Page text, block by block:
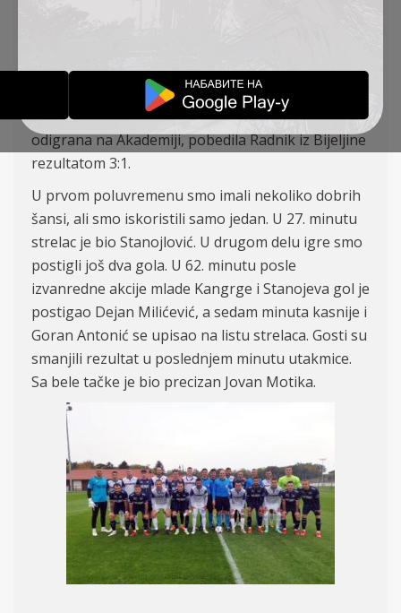
Naša ekipa je na prijateljskoj utakmici, koja je
odigrana na Akademiji, pobedila Radnik iz Bijeljine
rezultatom 3:1.
U prvom poluvremenu smo imali nekoliko dobrih
šansi, ali smo iskoristili samo jedan. U 27. minutu
strelac je bio Stanojlović. U drugom delu igre smo
postigli još dva gola. U 62. minutu posle
izvanredne akcije mlade Kangrge i Stanojeva gol je
postigao Dejan Milićević, a sedam minuta kasnije i
Goran Antonić se upisao na listu strelaca. Gosti su
smanjili rezultat u poslednjem minutu utakmice.
Sa bele tačke je bio precizan Jovan Motika.